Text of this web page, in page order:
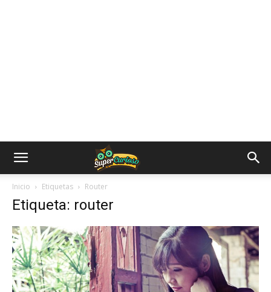
Inicio Etiquetas Router
Etiqueta: router